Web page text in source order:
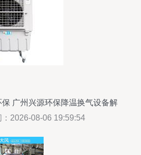
广州兴源环保降温换气设备解
析
：2026-08-06 19:59:54